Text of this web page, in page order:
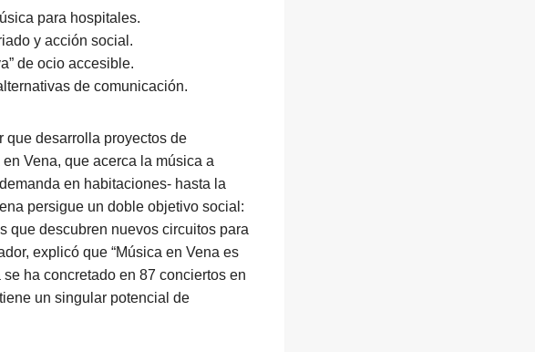
para hospitales.
y acción social.
de ocio accesible.
de comunicación.
que desarrolla proyectos de
Vena, que acerca la música a
en habitaciones- hasta la
persigue un doble objetivo social:
que descubren nuevos circuitos para
explicó que “Música en Vena es
ha concretado en 87 conciertos en
un singular potencial de